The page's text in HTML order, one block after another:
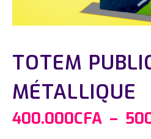
TOTEM
MÉTALLIQUE
400.000CFA –